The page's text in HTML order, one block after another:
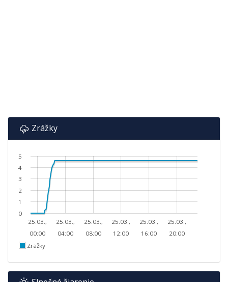
Zrážky
25.03.,
00:00
25.03.,
04:00
25.03.,
08:00
25.03.,
12:00
25.03.,
16:00
25.03.,
20:00
0
1
2
3
4
5
Zrážky